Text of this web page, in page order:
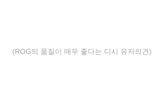
(ROG의 품질이 매우 좋다는 디시 유저의견)